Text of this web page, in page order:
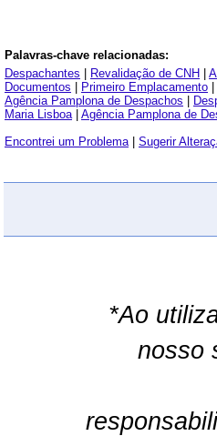
Palavras-chave relacionadas:
Despachantes
Revalidação de CNH
Documentos
Primeiro Emplacamento
Agência Pamplona de Despachos
Maria Lisboa| Agência Pamplona de
Encontrei um Problema| Sugerir
*Ao
nosso